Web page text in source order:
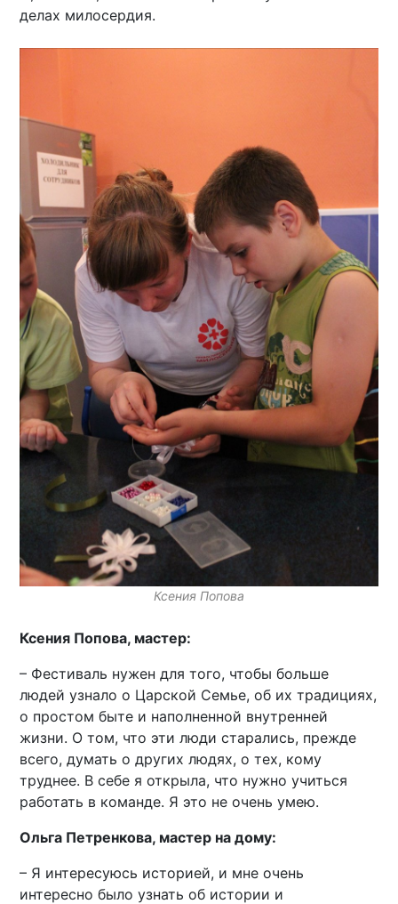
делах милосердия.
Ксения Попова
Ксения Попова, мастер:
– Фестиваль нужен для того, чтобы больше
людей узнало о Царской Семье, об их традициях,
о простом быте и наполненной внутренней
жизни. О том, что эти люди старались, прежде
всего, думать о других людях, о тех, кому
труднее. В себе я открыла, что нужно учиться
работать в команде. Я это не очень умею.
Ольга Петренкова, мастер на дому:
– Я интересуюсь историей, и мне очень
интересно было узнать об истории и